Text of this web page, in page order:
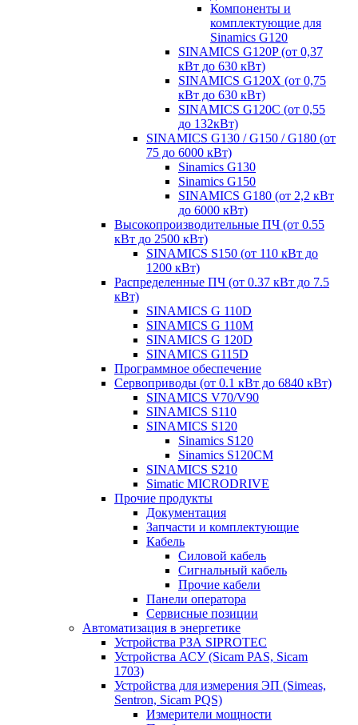
Компоненты и
комплектующие для
Sinamics G120
SINAMICS G120P (от 0,37
кВт до 630 кВт)
SINAMICS G120X (от 0,75
кВт до 630 кВт)
SINAMICS G120C (от 0,55
до 132кВт)
SINAMICS G130 / G150 / G180 (от
75 до 6000 кВт)
Sinamics G130
Sinamics G150
SINAMICS G180 (от 2,2 кВт
до 6000 кВт)
Высокопроизводительные ПЧ (от 0.55
кВт до 2500 кВт)
SINAMICS S150 (от 110 кВт до
1200 кВт)
Распределенные ПЧ (от 0.37 кВт до 7.5
кВт)
SINAMICS G 110D
SINAMICS G 110M
SINAMICS G 120D
SINAMICS G115D
Программное обеспечение
Сервоприводы (от 0.1 кВт до 6840 кВт)
SINAMICS V70/V90
SINAMICS S110
SINAMICS S120
Sinamics S120
Sinamics S120CM
SINAMICS S210
Simatic MICRODRIVE
Прочие продукты
Документация
Запчасти и комплектующие
Кабель
Силовой кабель
Сигнальный кабель
Прочие кабели
Панели оператора
Сервисные позиции
Автоматизация в энергетике
Устройства РЗА SIPROTEC
Устройства АСУ (Sicam PAS, Sicam
1703)
Устройства для измерения ЭП (Simeas,
Sentron, Sicam PQS)
Измерители мощности